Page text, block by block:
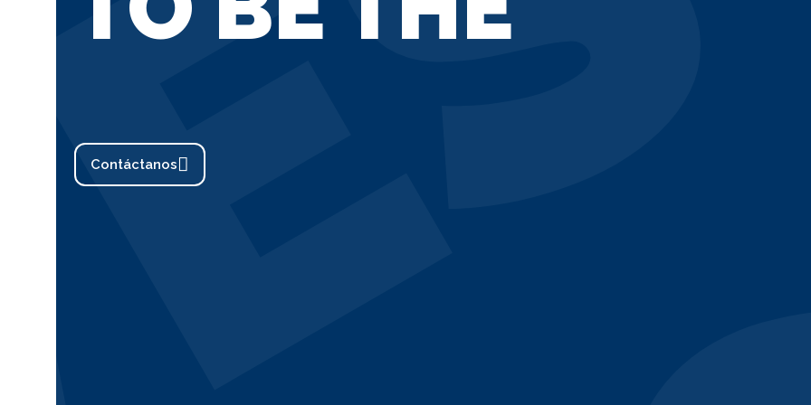
Contáctanos